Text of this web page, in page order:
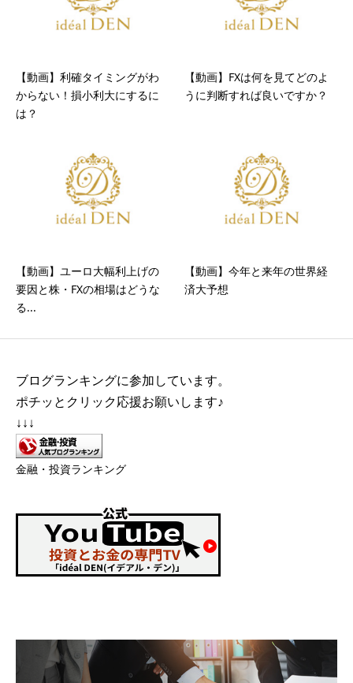
【動画】利確タイミングがわ
からない！損小利大にするに
は？
【動画】FXは何を見てどのよ
うに判断すれば良いですか？
【動画】ユーロ大幅利上げの
要因と株・FXの相場はどうな
る...
【動画】今年と来年の世界経
済大予想
ブログランキングに参加しています。
ポチッとクリック応援お願いします♪
↓↓↓
金融・投資ランキング